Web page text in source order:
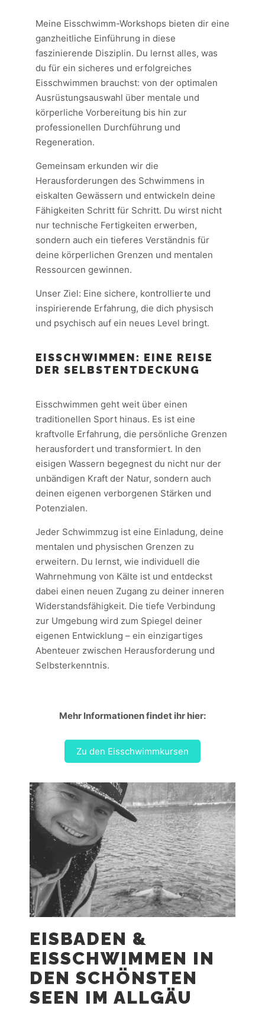
Meine Eisschwimm-Workshops bieten dir eine
ganzheitliche Einführung in diese
faszinierende Disziplin. Du lernst alles, was
du für ein sicheres und erfolgreiches
Eisschwimmen brauchst: von der optimalen
Ausrüstungsauswahl über mentale und
körperliche Vorbereitung bis hin zur
professionellen Durchführung und
Regeneration.
Gemeinsam erkunden wir die
Herausforderungen des Schwimmens in
eiskalten Gewässern und entwickeln deine
Fähigkeiten Schritt für Schritt. Du wirst nicht
nur technische Fertigkeiten erwerben,
sondern auch ein tieferes Verständnis für
deine körperlichen Grenzen und mentalen
Ressourcen gewinnen.
Unser Ziel: Eine sichere, kontrollierte und
inspirierende Erfahrung, die dich physisch
und psychisch auf ein neues Level bringt.
EISSCHWIMMEN: EINE REISE
DER SELBSTENTDECKUNG
Eisschwimmen geht weit über einen
traditionellen Sport hinaus. Es ist eine
kraftvolle Erfahrung, die persönliche Grenzen
herausfordert und transformiert. In den
eisigen Wassern begegnest du nicht nur der
unbändigen Kraft der Natur, sondern auch
deinen eigenen verborgenen Stärken und
Potenzialen.
Jeder Schwimmzug ist eine Einladung, deine
mentalen und physischen Grenzen zu
erweitern. Du lernst, wie individuell die
Wahrnehmung von Kälte ist und entdeckst
dabei einen neuen Zugang zu deiner inneren
Widerstandsfähigkeit. Die tiefe Verbindung
zur Umgebung wird zum Spiegel deiner
eigenen Entwicklung – ein einzigartiges
Abenteuer zwischen Herausforderung und
Selbsterkenntnis.
Mehr Informationen findet ihr hier:
Zu den Eisschwimmkursen
EISBADEN &
EISSCHWIMMEN IN
DEN SCHÖNSTEN
SEEN IM ALLGÄU